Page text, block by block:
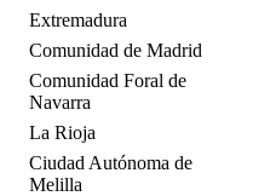
Extremadura
Comunidad de Madrid
Comunidad Foral de
Navarra
La Rioja
Ciudad Autónoma de
Melilla